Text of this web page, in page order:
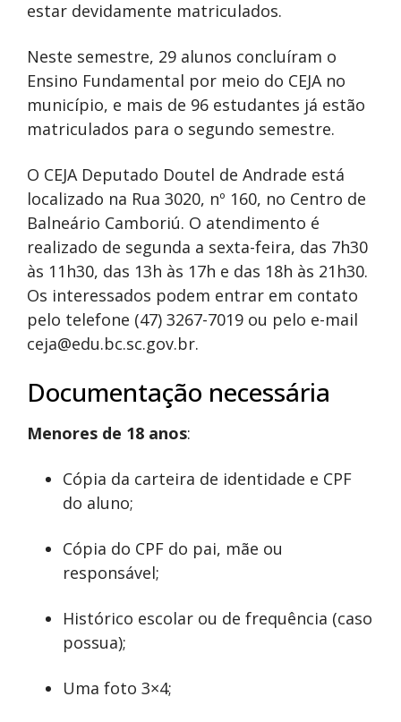
estar devidamente matriculados.
Neste semestre, 29 alunos concluíram o
Ensino Fundamental por meio do CEJA no
município, e mais de 96 estudantes já estão
matriculados para o segundo semestre.
O CEJA Deputado Doutel de Andrade está
localizado na Rua 3020, nº 160, no Centro de
Balneário Camboriú. O atendimento é
realizado de segunda a sexta-feira, das 7h30
às 11h30, das 13h às 17h e das 18h às 21h30.
Os interessados podem entrar em contato
pelo telefone (47) 3267-7019 ou pelo e-mail
ceja@edu.bc.sc.gov.br.
Documentação necessária
Menores de 18 anos:
Cópia da carteira de identidade e CPF
do aluno;
Cópia do CPF do pai, mãe ou
responsável;
Histórico escolar ou de frequência (caso
possua);
Uma foto 3×4;